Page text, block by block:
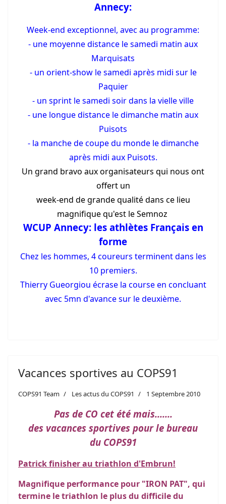
Annecy:
Week-end exceptionnel, avec au programme:
- une moyenne distance le samedi matin aux
Marquisats
- un orient-show le samedi après midi sur le
Paquier
- un sprint le samedi soir dans la vielle ville
- une longue distance le dimanche matin aux
Puisots
- la manche de coupe du monde le dimanche
après midi aux Puisots.
Un grand bravo aux organisateurs qui nous ont
offert un
week-end de grande qualité dans ce lieu
magnifique qu'est le Semnoz
WCUP Annecy: les athlètes Français en
forme
Chez les hommes, 4 coureurs terminent dans les
10 premiers.
Thierry Gueorgiou écrase la course en concluant
avec 5mn d'avance sur le deuxième.
Vacances sportives au COPS91
COPS91 Team Les actus du COPS91 1 Septembre 2010
Pas de CO cet été mais.......
des vacances sportives pour le bureau
du COPS91
Patrick finisher au triathlon d'Embrun!
Magnifique performance pour "IRON PAT", qui
termine le triathlon le plus du difficile du